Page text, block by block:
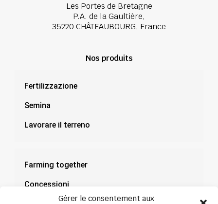
Gérer le consentement aux
Les Portes de Bretagne
P.A. de la Gaultière,
35220 CHÂTEAUBOURG, France
Nos produits
Fertilizzazione
Semina
Lavorare il terreno
Farming together
Concessioni